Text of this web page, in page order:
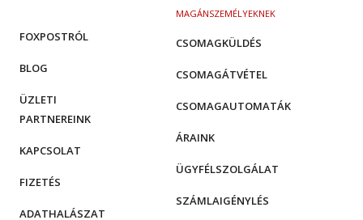
MAGÁNSZEMÉLYEKNEK
CSOMAGKÜLDÉS
CSOMAGÁTVÉTEL
CSOMAGAUTOMATÁK
ÁRAINK
ÜGYFÉLSZOLGÁLAT
SZÁMLAIGÉNYLÉS
FOXPOSTRÓL
BLOG
ÜZLETI
PARTNEREINK
KAPCSOLAT
FIZETÉS
ADATHALÁSZAT